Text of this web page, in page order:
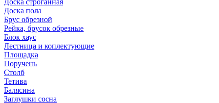
Доска строганная
Доска пола
Брус обрезной
Рейка, брусок обрезные
Блок хаус
Лестница и коплектующие
Площадка
Поручень
Столб
Тетива
Балясина
Заглушки сосна